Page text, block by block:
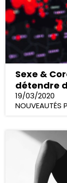
Sexe &
détendre
19/03/2020
NOUVEAUTÉS